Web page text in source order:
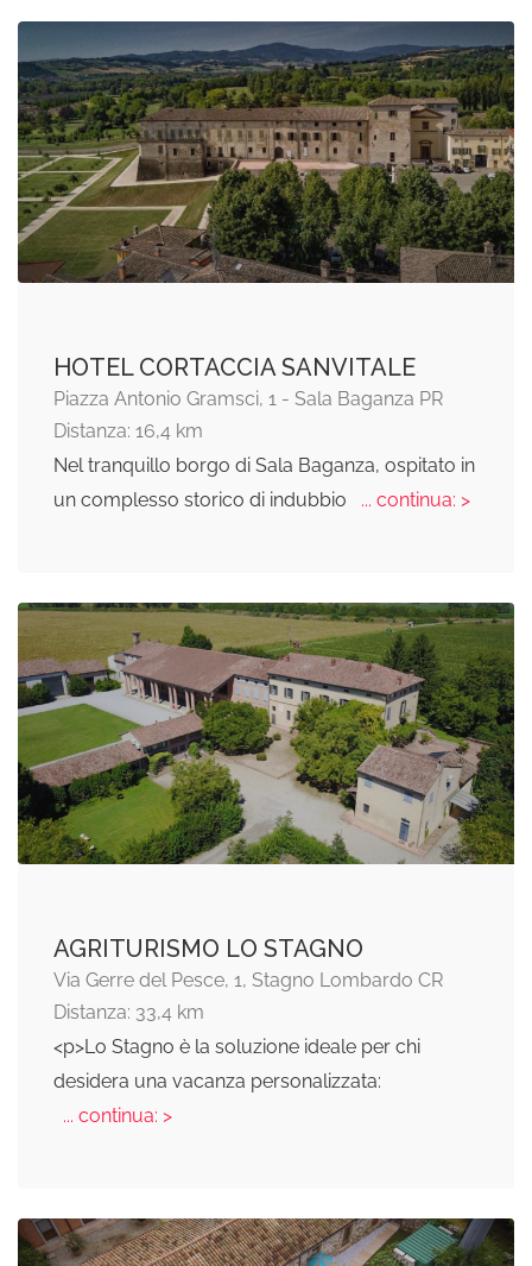
HOTEL CORTACCIA SANVITALE
Piazza Antonio Gramsci, 1 - Sala Baganza PR
Distanza: 16,4 km
Nel tranquillo borgo di Sala Baganza, ospitato in
un complesso storico di indubbio
... continua: >
AGRITURISMO LO STAGNO
Via Gerre del Pesce, 1, Stagno Lombardo CR
Distanza: 33,4 km
<p>Lo Stagno è la soluzione ideale per chi
desidera una vacanza personalizzata:
... continua: >